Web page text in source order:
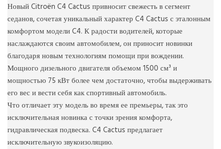
Новый Citroën C4 Cactus привносит свежесть в сегмент
седанов, сочетая уникальный характер C4 Cactus с эталонным
комфортом модели C4. К радости водителей, которые
наслаждаются своим автомобилем, он приносит новинки
благодаря новым технологиям помощи при вождении.
Мощного дизельного двигателя объемом 1500 см³ и
мощностью 75 кВт более чем достаточно, чтобы выдерживать
его вес и вести себя как спортивный автомобиль.
Что отличает эту модель во время ее премьеры, так это
исключительная новинка с точки зрения комфорта,
гидравлическая подвеска. C4 Cactus предлагает
исключительную звукоизоляцию.